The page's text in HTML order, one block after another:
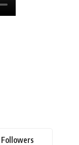
Followers